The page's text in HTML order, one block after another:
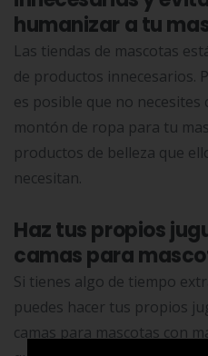
humanizar a tu
Las tiendas de mascotas
de productos innecesarios.
es posible que no necesites
montón de ropa para tu
productos de belleza que
necesitan.
Haz tus propios
camas para
Si tienes algo de tiempo
puedes hacer tus propios
camas para mascotas con